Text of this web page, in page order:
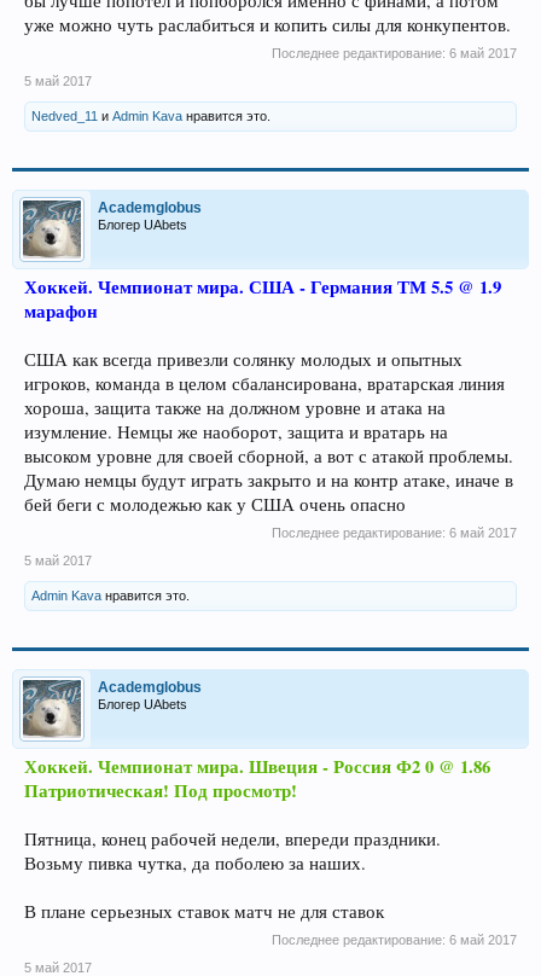
уже можно чуть раслабиться и копить силы для конкупентов.
Последнее редактирование: 6 май 2017
5 май 2017
Nedved_11 и Admin Kava нравится это.
Academglobus
Блогер UAbets
Хоккей. Чемпионат мира. США - Германия ТМ 5.5 @ 1.9
марафон
США как всегда привезли солянку молодых и опытных
игроков, команда в целом сбалансирована, вратарская линия
хороша, защита также на должном уровне и атака на
изумление. Немцы же наоборот, защита и вратарь на
высоком уровне для своей сборной, а вот с атакой проблемы.
Думаю немцы будут играть закрыто и на контр атаке, иначе в
бей беги с молодежью как у США очень опасно
Последнее редактирование: 6 май 2017
5 май 2017
Admin Kava нравится это.
Academglobus
Блогер UAbets
Хоккей. Чемпионат мира. Швеция - Россия Ф2 0 @ 1.86
Патриотическая! Под просмотр!
Пятница, конец рабочей недели, впереди праздники.
Возьму пивка чутка, да поболею за наших.
В плане серьезных ставок матч не для ставок
Последнее редактирование: 6 май 2017
5 май 2017